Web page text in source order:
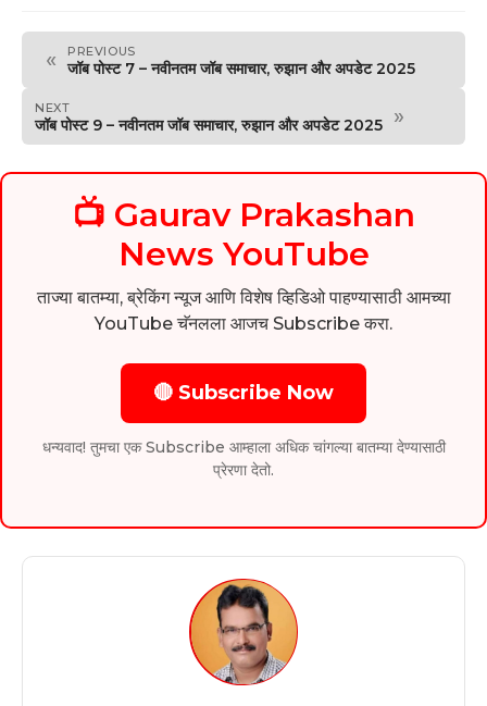
« PREVIOUS
जॉब पोस्ट 7 – नवीनतम जॉब समाचार, रुझान और अपडेट 2025
NEXT
जॉब पोस्ट 9 – नवीनतम जॉब समाचार, रुझान और अपडेट 2025 »
📺 Gaurav Prakashan
News YouTube
ताज्या बातम्या, ब्रेकिंग न्यूज आणि विशेष व्हिडिओ पाहण्यासाठी आमच्या
YouTube चॅनलला आजच Subscribe करा.
🔴 Subscribe Now
धन्यवाद! तुमचा एक Subscribe आम्हाला अधिक चांगल्या बातम्या देण्यासाठी
प्रेरणा देतो.